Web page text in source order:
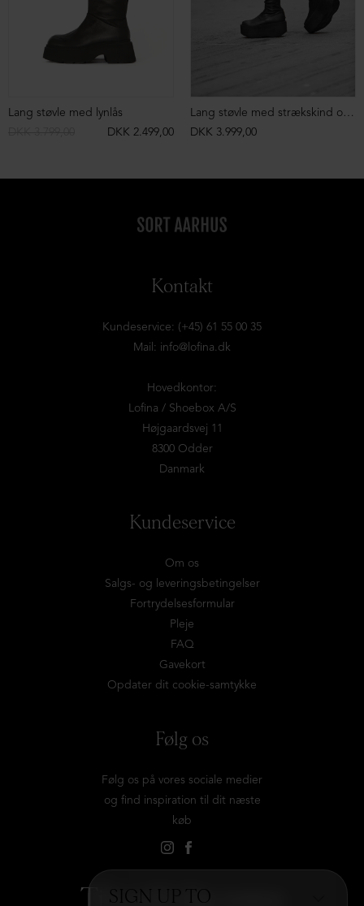
SIGN UP TO
Lang støvle med lynlås
DKK 2.499,00
Lang støvle med strækskind og lynlås
DKK 3.999,00
Kontakt
Kundeservice: (+45) 61 55 00 35
Mail: info@lofina.dk
Hovedkontor:
Lofina / Shoebox A/S
Højgaardsvej 11
8300 Odder
Danmark
Kundeservice
Om os
Salgs- og leveringsbetingelser
Fortrydelsesformular
Pleje
FAQ
Gavekort
Opdater dit cookie-samtykke
Følg os
Følg os på vores sociale medier
og find inspiration til dit næste
køb
Tilmeld dig vores